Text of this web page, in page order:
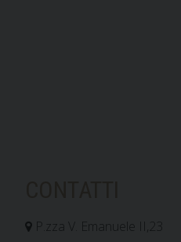
P.zza V. Emanuele II,23